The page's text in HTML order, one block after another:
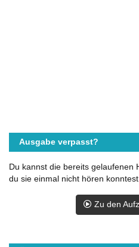
Ausgabe verpasst?
Du kannst die bereits gelaufenen
du sie einmal nicht hören konntest.
Zu den